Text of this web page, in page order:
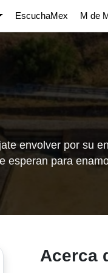
EscuchaMex M de
envolver por su
esperan para
Acerca